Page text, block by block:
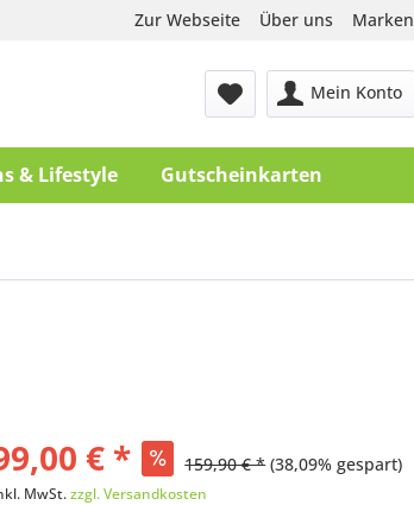
Zur Webseite Über uns Marken
Mein Konto
& Lifestyle Gutscheinkarten
€ * 159,90 € * (38,09% gespart)
MwSt.zzgl. Versandkosten